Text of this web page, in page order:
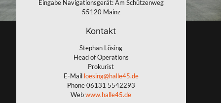
Eingabe Navigationsgerät: Am Schützenweg
55120 Mainz
Kontakt
Stephan Lösing
Head of Operations
Prokurist
E-Mail loesing@halle45.de
Phone06131 5542293
Webwww.halle45.de